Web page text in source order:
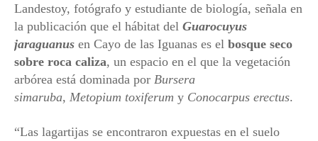
Landestoy, fotógrafo y estudiante de biología, señala en
la publicación que el hábitat del Guarocuyus
jaraguanus en Cayo de las Iguanas es el bosque seco
sobre roca caliza, un espacio en el que la vegetación
arbórea está dominada por Bursera
simaruba, Metopium toxiferum y Conocarpus erectus.
“Las lagartijas se encontraron expuestas en el suelo